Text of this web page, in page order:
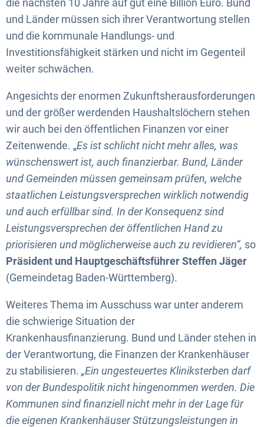
und Länder müssen sich ihrer Verantwortung stellen
und die kommunale Handlungs- und
Investitionsfähigkeit stärken und nicht im Gegenteil
weiter schwächen.
Angesichts der enormen Zukunftsherausforderungen
und der größer werdenden Haushaltslöchern stehen
wir auch bei den öffentlichen Finanzen vor einer
Zeitenwende. „Es ist schlicht nicht mehr alles, was
wünschenswert ist, auch finanzierbar. Bund, Länder
und Gemeinden müssen gemeinsam prüfen, welche
staatlichen Leistungsversprechen wirklich notwendig
und auch erfüllbar sind. In der Konsequenz sind
Leistungsversprechen der öffentlichen Hand zu
priorisieren und möglicherweise auch zu revidieren“, so
Präsident und Hauptgeschäftsführer Steffen Jäger
(Gemeindetag Baden-Württemberg).
Weiteres Thema im Ausschuss war unter anderem
die schwierige Situation der
Krankenhausfinanzierung. Bund und Länder stehen in
der Verantwortung, die Finanzen der Krankenhäuser
zu stabilisieren. „Ein ungesteuertes Kliniksterben darf
von der Bundespolitik nicht hingenommen werden. Die
Kommunen sind finanziell nicht mehr in der Lage für
die eigenen Krankenhäuser Stützungsleistungen in